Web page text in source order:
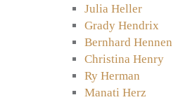
Julia Heller
Grady Hendrix
Bernhard Hennen
Christina Henry
Ry Herman
Manati Herz